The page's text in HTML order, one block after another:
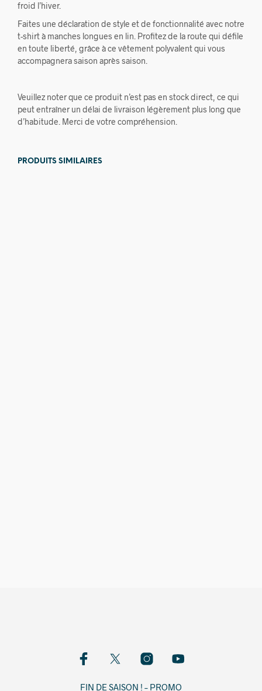
froid l’hiver.
Faites une déclaration de style et de fonctionnalité avec notre
t-shirt à manches longues en lin. Profitez de la route qui défile
en toute liberté, grâce à ce vêtement polyvalent qui vous
accompagnera saison après saison.
Veuillez noter que ce produit n’est pas en stock direct, ce qui
peut entraîner un délai de livraison légèrement plus long que
d’habitude. Merci de votre compréhension.
PRODUITS SIMILAIRES
FIN DE SAISON ! – PROMO